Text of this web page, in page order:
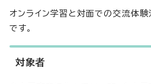
オンライン学習と対面での交流体
です。
対象者